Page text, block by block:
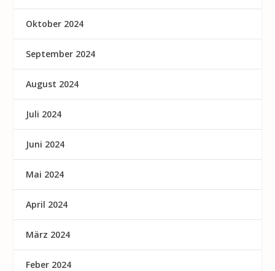
Oktober 2024
September 2024
August 2024
Juli 2024
Juni 2024
Mai 2024
April 2024
März 2024
Feber 2024